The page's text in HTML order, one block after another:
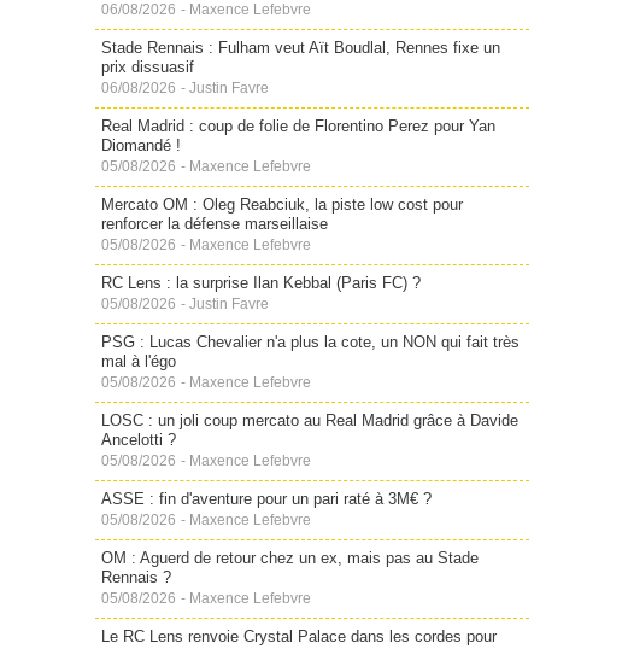
06/08/2026 - Maxence Lefebvre
Stade Rennais : Fulham veut Aït Boudlal, Rennes fixe un
prix dissuasif
06/08/2026 - Justin Favre
Real Madrid : coup de folie de Florentino Perez pour Yan
Diomandé !
05/08/2026 - Maxence Lefebvre
Mercato OM : Oleg Reabciuk, la piste low cost pour
renforcer la défense marseillaise
05/08/2026 - Maxence Lefebvre
RC Lens : la surprise Ilan Kebbal (Paris FC) ?
05/08/2026 - Justin Favre
PSG : Lucas Chevalier n'a plus la cote, un NON qui fait très
mal à l'égo
05/08/2026 - Maxence Lefebvre
LOSC : un joli coup mercato au Real Madrid grâce à Davide
Ancelotti ?
05/08/2026 - Maxence Lefebvre
ASSE : fin d'aventure pour un pari raté à 3M€ ?
05/08/2026 - Maxence Lefebvre
OM : Aguerd de retour chez un ex, mais pas au Stade
Rennais ?
05/08/2026 - Maxence Lefebvre
Le RC Lens renvoie Crystal Palace dans les cordes pour